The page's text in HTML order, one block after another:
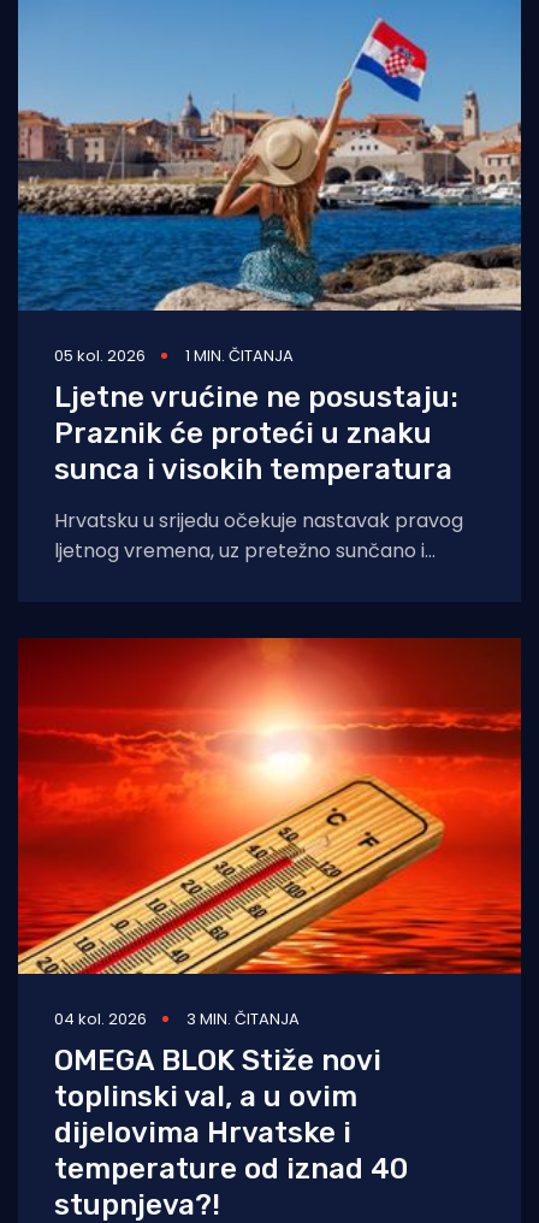
05 kol. 2026 1 MIN. ČITANJA
Ljetne vrućine ne posustaju:
Praznik će proteći u znaku
sunca i visokih temperatura
Hrvatsku u srijedu očekuje nastavak pravog
ljetnog vremena, uz pretežno sunčano i
04 kol. 2026 3 MIN. ČITANJA
OMEGA BLOK Stiže novi
toplinski val, a u ovim
dijelovima Hrvatske i
temperature od iznad 40
stupnjeva?!